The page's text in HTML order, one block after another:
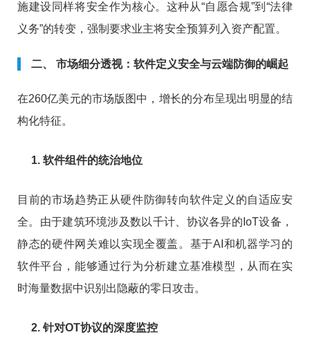
施建设同样将安全作为核心。这种从“自愿合规”到“法律
义务”的转变，强制要求业主将安全预算列入资产配置。
二、 市场细分透视：软件定义安全与云端防御的崛起
在260亿美元的市场版图中，增长的分布呈现出明显的结
构化特征。
1. 软件组件的统治地位
目前的市场趋势正从硬件防御转向软件定义的自适应安
全。由于建筑环境涉及数以千计、协议各异的IoT设备，
静态的硬件网关难以实现全覆盖。基于AI和机器学习的
软件平台，能够通过行为分析建立基准模型，从而在实
时海量数据中识别出隐蔽的零日攻击。
2. 针对OT协议的深度监控